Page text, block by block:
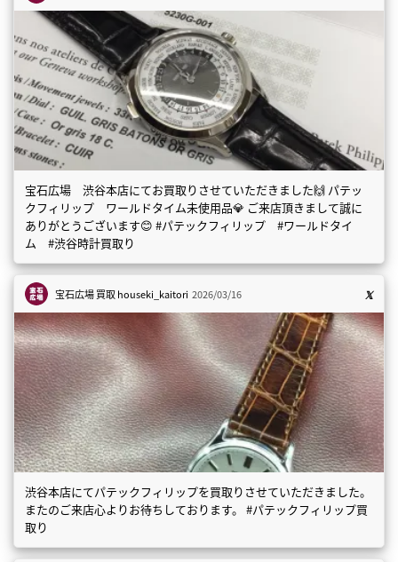
宝石広場 渋谷本店にてお買取りさせていただきました🙌 パテッ
クフィリップ ワールドタイム未使用品💎 ご来店頂きまして誠に
ありがとうございます😊 #パテックフィリップ #ワールドタイ
ム #渋谷時計買取り
宝石広場 買取houseki_kaitori 2026/03/16
渋谷本店にてパテックフィリップを買取りさせていただきました。
またのご来店心よりお待ちしております。 #パテックフィリップ買
取り